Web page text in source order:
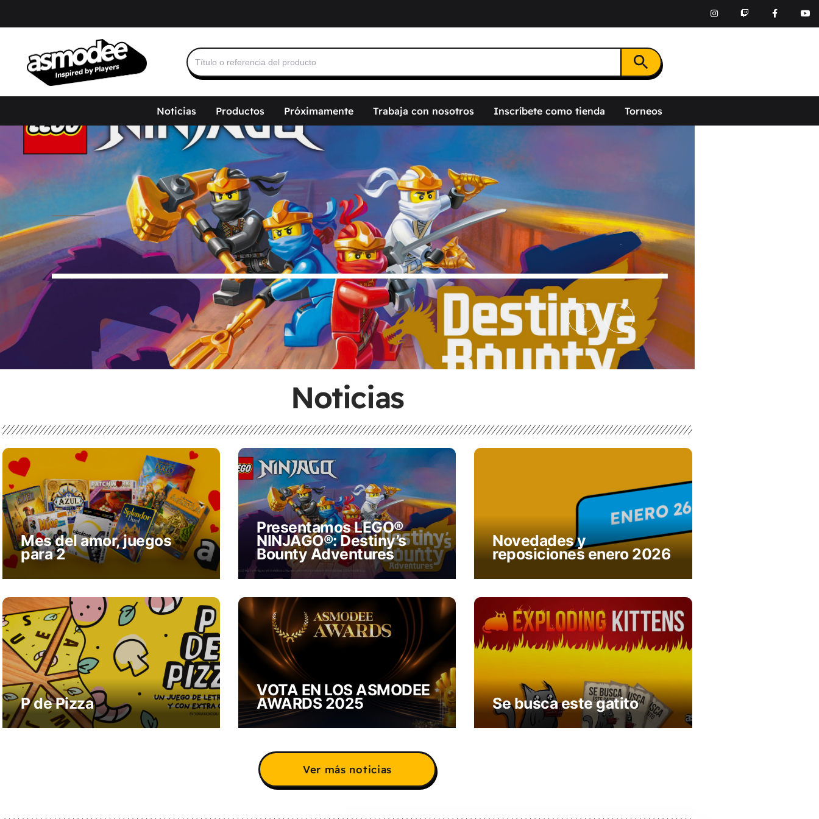
Buscar: Botón de búsqueda
Noticias Productos Próximamente Trabaja con nosotros Inscríbete como tienda Torneos
_______________________________
Noticias
Mes del amor, juegos
para 2
Presentamos LEGO®
NINJAGO®: Destiny’s
Bounty Adventures
Novedades y
reposiciones enero 2026
P de Pizza
VOTA EN LOS ASMODEE
AWARDS 2025 Se busca este gatito
Ver más noticias